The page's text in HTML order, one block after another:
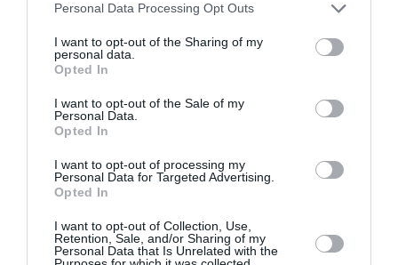
Personal Data Processing Opt Outs
I want to opt-out of the Sharing of my
personal data.
Opted In
I want to opt-out of the Sale of my
Personal Data.
Opted In
I want to opt-out of processing my
Personal Data for Targeted Advertising.
Opted In
I want to opt-out of Collection, Use,
Retention, Sale, and/or Sharing of my
Personal Data that Is Unrelated with the
DERNIERS COMMENTAIRES
Autre ligne espérée :a commenté l'article :
Bruxelles–Porto : Transavia ouvre une nouvelle liaison